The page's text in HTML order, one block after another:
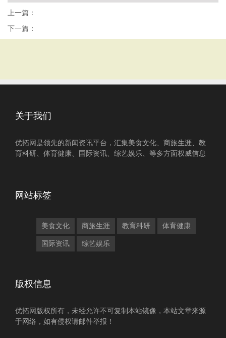
上一篇：
下一篇：
关于我们
优拓网是领先的新闻资讯平台，汇集美食文化、商旅生涯、教
育科研、体育健康、国际资讯、综艺娱乐、等多方面权威信息
网站标签
美食文化 商旅生涯 教育科研 体育健康
国际资讯 综艺娱乐
版权信息
优拓网版权所有，未经允许不可复制本站镜像，本站文章来源
于网络，如有侵权请邮件举报！